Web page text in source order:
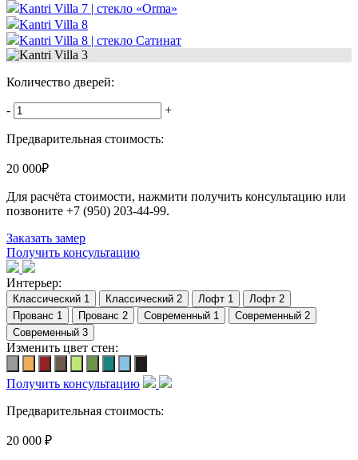
Kantri Villa 7 | стекло «Orma»
Kantri Villa 8
Kantri Villa 8 | стекло Сатинат
Количество дверей:
- +
Предварительная стоимость:
20 000₽
Для расчёта стоимости, нажмити получить консультацию или
позвоните +7 (950) 203-44-99.
Заказать замер
Получить консультацию
Интерьер:
Изменить цвет стен:
Получить консультацию
Предварительная стоимость:
20 000 ₽